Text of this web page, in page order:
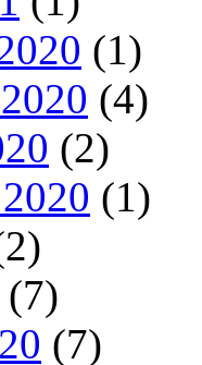
(1)
(4)
(2)
(1)
(7)
(7)